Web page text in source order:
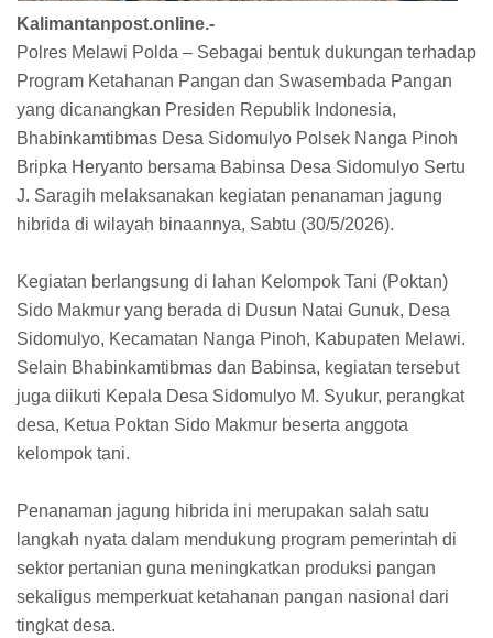
Kalimantanpost.online.-
Polres Melawi Polda – Sebagai bentuk dukungan terhadap
Program Ketahanan Pangan dan Swasembada Pangan
yang dicanangkan Presiden Republik Indonesia,
Bhabinkamtibmas Desa Sidomulyo Polsek Nanga Pinoh
Bripka Heryanto bersama Babinsa Desa Sidomulyo Sertu
J. Saragih melaksanakan kegiatan penanaman jagung
hibrida di wilayah binaannya, Sabtu (30/5/2026).
Kegiatan berlangsung di lahan Kelompok Tani (Poktan)
Sido Makmur yang berada di Dusun Natai Gunuk, Desa
Sidomulyo, Kecamatan Nanga Pinoh, Kabupaten Melawi.
Selain Bhabinkamtibmas dan Babinsa, kegiatan tersebut
juga diikuti Kepala Desa Sidomulyo M. Syukur, perangkat
desa, Ketua Poktan Sido Makmur beserta anggota
kelompok tani.
Penanaman jagung hibrida ini merupakan salah satu
langkah nyata dalam mendukung program pemerintah di
sektor pertanian guna meningkatkan produksi pangan
sekaligus memperkuat ketahanan pangan nasional dari
tingkat desa.